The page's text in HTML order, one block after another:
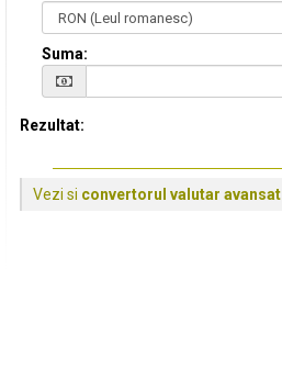
Suma:
Rezultat:
Vezi si convertorul valutar avansat